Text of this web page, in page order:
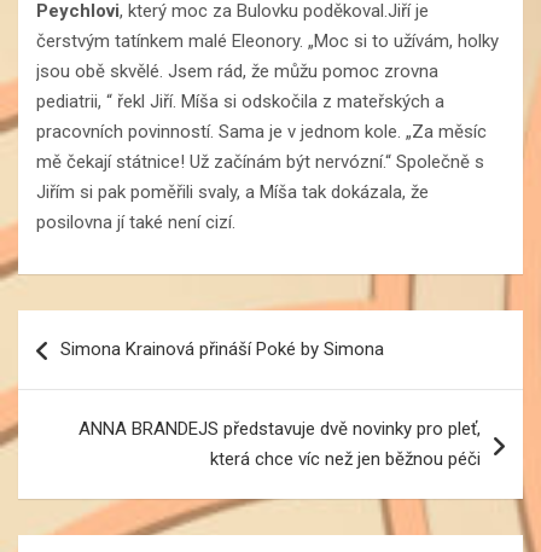
Peychlovi, který moc za Bulovku poděkoval.Jiří je
čerstvým tatínkem malé Eleonory. „Moc si to užívám, holky
jsou obě skvělé. Jsem rád, že můžu pomoc zrovna
pediatrii, “ řekl Jiří. Míša si odskočila z mateřských a
pracovních povinností. Sama je v jednom kole. „Za měsíc
mě čekají státnice! Už začínám být nervózní.“ Společně s
Jiřím si pak poměřili svaly, a Míša tak dokázala, že
posilovna jí také není cizí.
proSimona Krainová přináší Poké by Simona
ANNA BRANDEJS představuje dvě novinky pro pleť,
která chce víc než jen běžnou péči